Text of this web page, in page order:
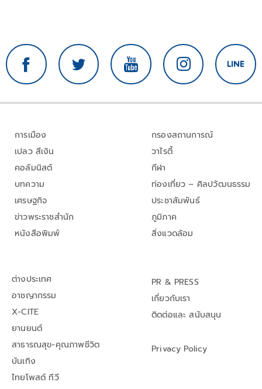
การเมือง
เปลว สีเงิน
คอลัมนิสต์
บทความ
เศรษฐกิจ
ข่าวพระราชสำนัก
หนังสือพิมพ์
กรองสถานการณ์
วาไรตี้
กีฬา
ท่องเที่ยว – ศิลปวัฒนธรรม
ประชาสัมพันธ์
ภูมิภาค
สิ่งแวดล้อม
ต่างประเทศ
อาชญากรรม
X-CITE
ยานยนต์
สาธารณสุข-คุณภาพชีวิต
บันเทิง
ไทยโพสต์ ทีวี
PR & PRESS
เกี่ยวกับเรา
ติดต่อและ สนับสนุน
Privacy Policy